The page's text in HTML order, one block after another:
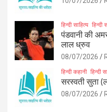
हिन्दी साहित्य
पंडवानी की
लाल ध्रुव
08/07/2026
हिन्दी कहानी हिन्दी
सरस्वती सुता
08/07/2026